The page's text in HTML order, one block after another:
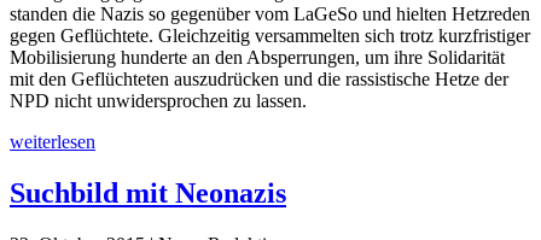
standen die Nazis so gegenüber vom LaGeSo und hielten Hetzreden
gegen Geflüchtete. Gleichzeitig versammelten sich trotz kurzfristiger
Mobilisierung hunderte an den Absperrungen, um ihre Solidarität
mit den Geflüchteten auszudrücken und die rassistische Hetze der
NPD nicht unwidersprochen zu lassen.
weiterlesen
Suchbild mit Neonazis